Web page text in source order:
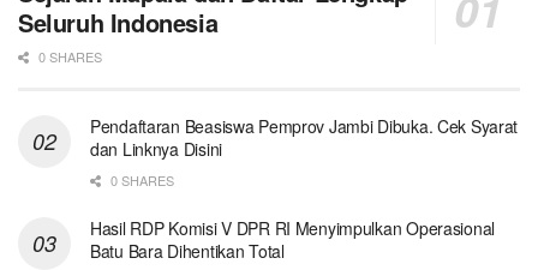
Seluruh Indonesia
0 SHARES
Pendaftaran Beasiswa Pemprov Jambi Dibuka. Cek Syarat
dan Linknya Disini
0 SHARES
Hasil RDP Komisi V DPR RI Menyimpulkan Operasional
Batu Bara Dihentikan Total